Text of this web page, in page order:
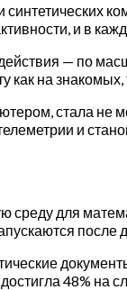
синтетических
и в
— по
на знакомых,
стала не
и
среду для
после
48% на